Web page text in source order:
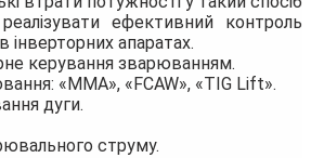
ефективний контроль
інверторних апаратах.
керування зварюванням.
«ММА», «FCAW», «TIG Lift».
дуги.
струму.